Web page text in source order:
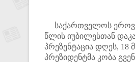
საქართველოს
წლის იუბილესთან
პრეზენტაცია დღეს, 18
პრეზიდენტმა კობა